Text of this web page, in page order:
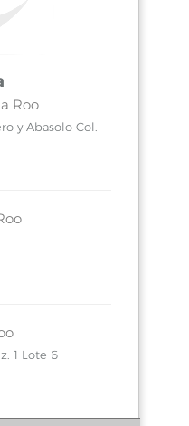
Roo
y Abasolo Col.
1 Lote 6